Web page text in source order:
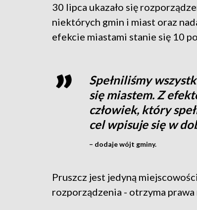
30 lipca ukazało się
niektórych gmin i miast oraz
efekcie miastami stanie się 10
Spełniliśmy
się miastem. Z
człowiek, który
cel wpisuje się w
– dodaje wójt gminy.
Pruszcz jest jedyną
rozporządzenia - otrzyma